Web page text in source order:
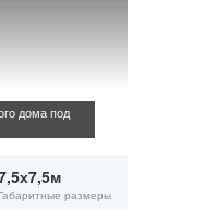
дома под
Габаритные размеры